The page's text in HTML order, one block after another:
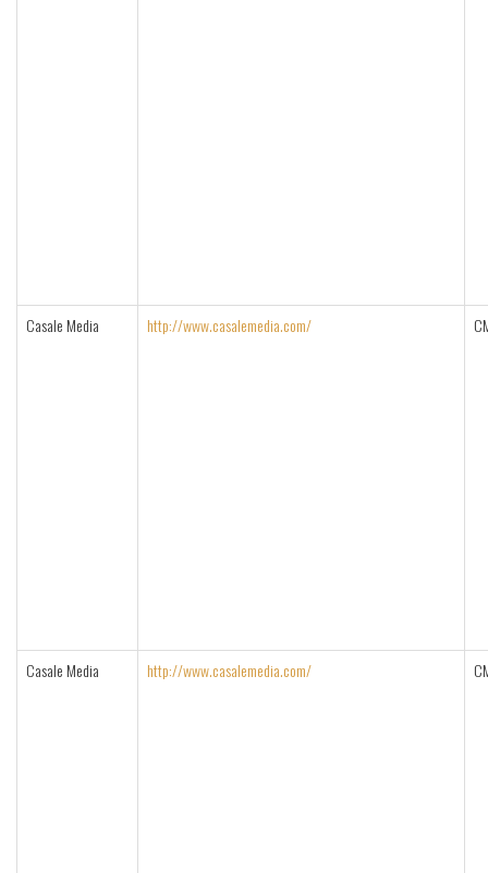
Casale Media http://www.casalemedia.com/
Casale Media http://www.casalemedia.com/